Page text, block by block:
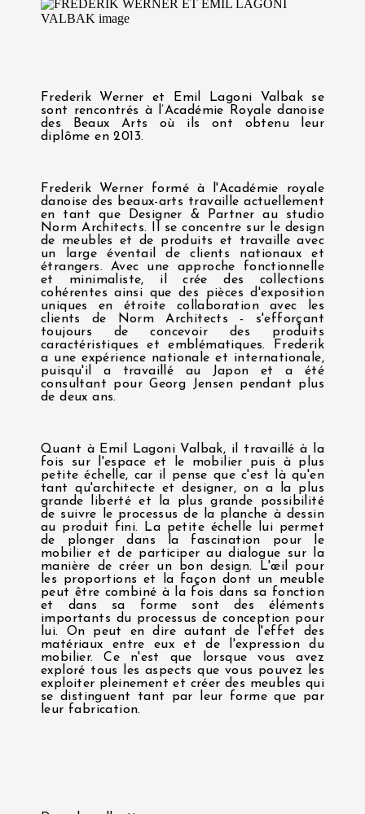
Frederik Werner et Emil Lagoni Valbak se
sont rencontrés à l’Académie Royale danoise
des Beaux Arts où ils ont obtenu leur
diplôme en 2013.
Frederik Werner formé à l'Académie royale
danoise des beaux-arts travaille actuellement
en tant que Designer & Partner au studio
Norm Architects. Il se concentre sur le design
de meubles et de produits et travaille avec
un large éventail de clients nationaux et
étrangers. Avec une approche fonctionnelle
et minimaliste, il crée des collections
cohérentes ainsi que des pièces d'exposition
uniques en étroite collaboration avec les
clients de Norm Architects - s'efforçant
toujours de concevoir des produits
caractéristiques et emblématiques. Frederik
a une expérience nationale et internationale,
puisqu'il a travaillé au Japon et a été
consultant pour Georg Jensen pendant plus
de deux ans.
Quant à Emil Lagoni Valbak, il travaillé à la
fois sur l'espace et le mobilier puis à plus
petite échelle, car il pense que c'est là qu'en
tant qu'architecte et designer, on a la plus
grande liberté et la plus grande possibilité
de suivre le processus de la planche à dessin
au produit fini. La petite échelle lui permet
de plonger dans la fascination pour le
mobilier et de participer au dialogue sur la
manière de créer un bon design. L'œil pour
les proportions et la façon dont un meuble
peut être combiné à la fois dans sa fonction
et dans sa forme sont des éléments
importants du processus de conception pour
lui. On peut en dire autant de l'effet des
matériaux entre eux et de l'expression du
mobilier. Ce n'est que lorsque vous avez
exploré tous les aspects que vous pouvez les
exploiter pleinement et créer des meubles qui
se distinguent tant par leur forme que par
leur fabrication.